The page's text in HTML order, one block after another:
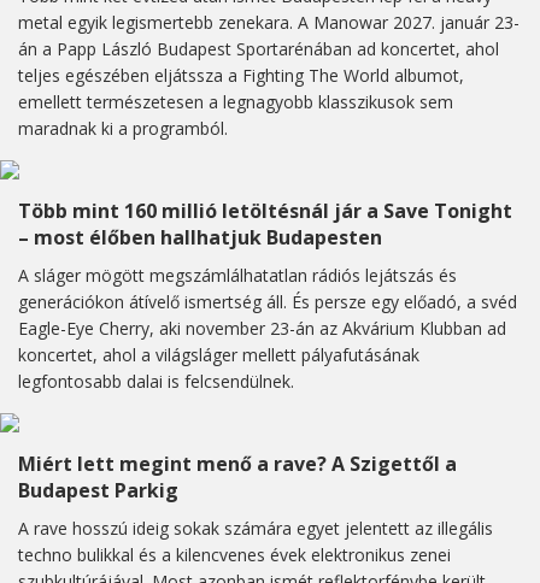
metal egyik legismertebb zenekara. A Manowar 2027. január 23-
án a Papp László Budapest Sportarénában ad koncertet, ahol
teljes egészében eljátssza a Fighting The World albumot,
emellett természetesen a legnagyobb klasszikusok sem
maradnak ki a programból.
Több mint 160 millió letöltésnál jár a Save Tonight
– most élőben hallhatjuk Budapesten
A sláger mögött megszámlálhatatlan rádiós lejátszás és
generációkon átívelő ismertség áll. És persze egy előadó, a svéd
Eagle-Eye Cherry, aki november 23-án az Akvárium Klubban ad
koncertet, ahol a világsláger mellett pályafutásának
legfontosabb dalai is felcsendülnek.
Miért lett megint menő a rave? A Szigettől a
Budapest Parkig
A rave hosszú ideig sokak számára egyet jelentett az illegális
techno bulikkal és a kilencvenes évek elektronikus zenei